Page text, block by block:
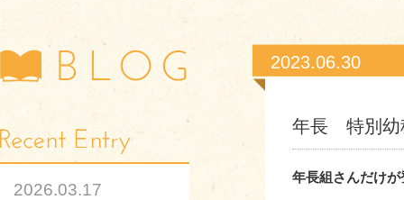
2026.03.17
2023.06.30
年長 特別幼
年長組さんだけ